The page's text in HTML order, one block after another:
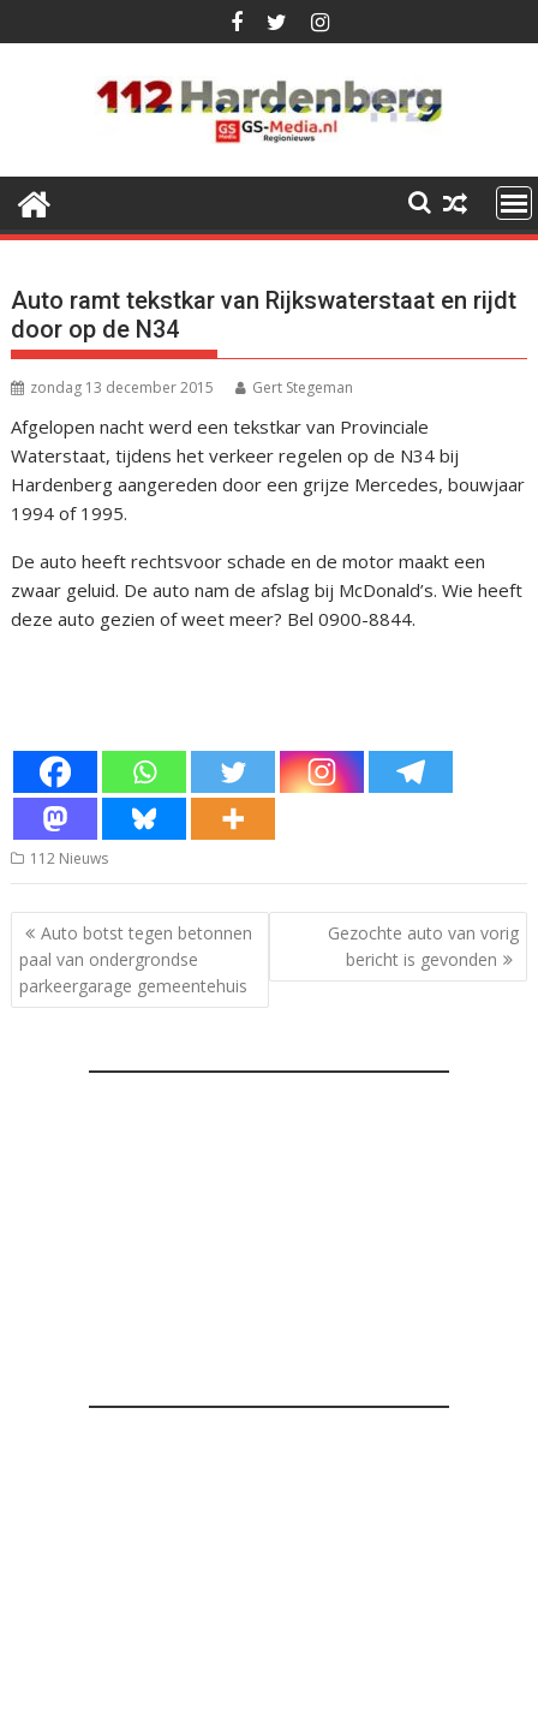
naar
Auto ramt tekstkar van Rijkswaterstaat en rijdt
door op de N34
zondag 13 december 2015 Gert Stegeman
Afgelopen nacht werd een tekstkar van Provinciale
Waterstaat, tijdens het verkeer regelen op de N34 bij
Hardenberg aangereden door een grijze Mercedes, bouwjaar
1994 of 1995.
De auto heeft rechtsvoor schade en de motor maakt een
zwaar geluid. De auto nam de afslag bij McDonald’s. Wie heeft
deze auto gezien of weet meer? Bel 0900-8844.
112 Nieuws
Bericht
navigatie
Auto botst tegen betonnen
paal van ondergrondse
parkeergarage gemeentehuis
Gezochte auto van vorig
bericht is gevonden